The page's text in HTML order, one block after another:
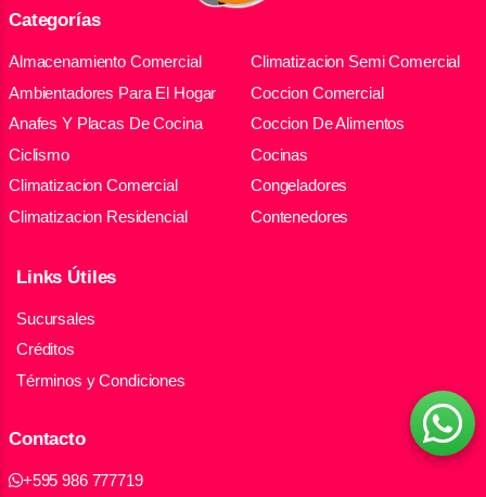
Categorías
Almacenamiento Comercial
Ambientadores Para El Hogar
Anafes Y Placas De Cocina
Ciclismo
Climatizacion Comercial
Climatizacion Residencial
Climatizacion Semi Comercial
Coccion Comercial
Coccion De Alimentos
Cocinas
Congeladores
Contenedores
Links Útiles
Sucursales
Créditos
Términos y Condiciones
Contacto
+595 986 777719